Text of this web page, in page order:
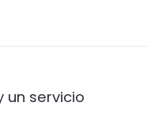
un servicio